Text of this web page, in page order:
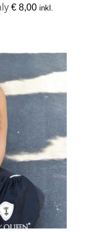
€ 8,00 inkl.